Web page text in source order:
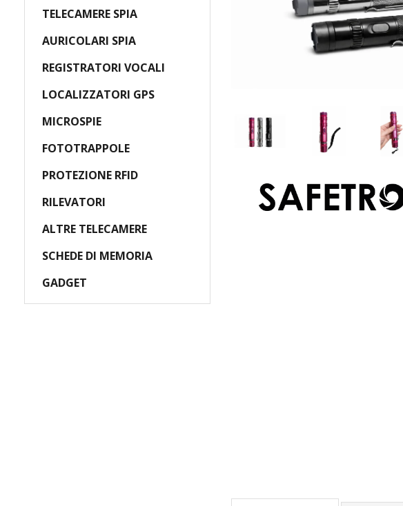
TELECAMERE SPIA
AURICOLARI SPIA
REGISTRATORI VOCALI
LOCALIZZATORI GPS
MICROSPIE
FOTOTRAPPOLE
PROTEZIONE RFID
RILEVATORI
ALTRE TELECAMERE
SCHEDE DI MEMORIA
GADGET